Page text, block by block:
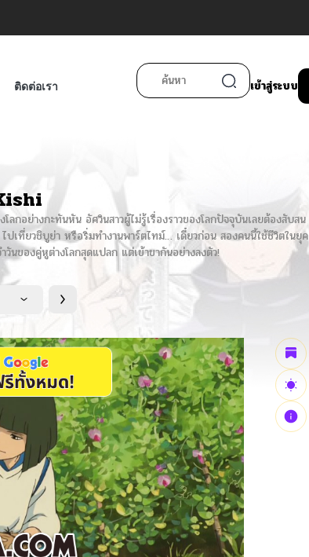
ติดต่อเรา เข้าสู่ระบบ
กอย่างกะทันหัน อัศวินสาวผู้ไม่รู้เรื่องราวของโลกปัจจุบันเลยต้องสับสน
ปเที่ยวชิบูย่า หรือริ่มทำงานพาร์ตไทม์… เดี๋ยวก่อน สองคนนี้ใช้ชีวิตในยุค
วันของคู่หูต่างโลกสุดแปลก แต่เข้าขากันอย่างลงตัว!